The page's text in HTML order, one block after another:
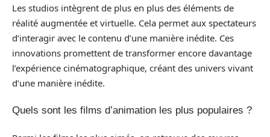
Les studios intègrent de plus en plus des éléments de
réalité augmentée et virtuelle. Cela permet aux spectateurs
d’interagir avec le contenu d’une manière inédite. Ces
innovations promettent de transformer encore davantage
l’expérience cinématographique, créant des univers vivant
d’une manière inédite.
Quels sont les films d’animation les plus populaires ?